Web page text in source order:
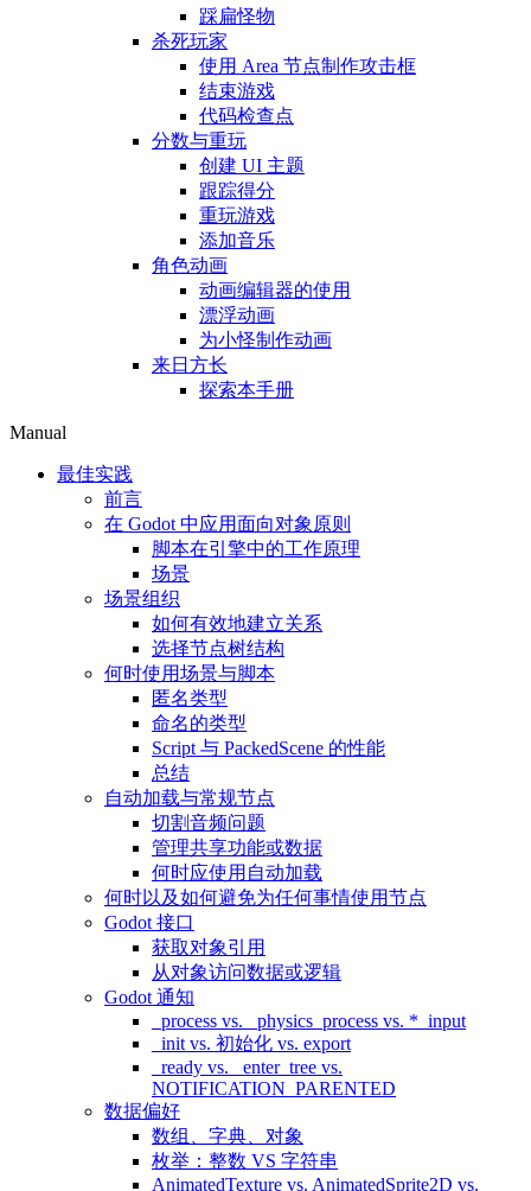
踩扁怪物
杀死玩家
使用 Area 节点制作攻击框
结束游戏
代码检查点
分数与重玩
创建 UI 主题
跟踪得分
重玩游戏
添加音乐
角色动画
动画编辑器的使用
漂浮动画
为小怪制作动画
来日方长
探索本手册
Manual
最佳实践
前言
在 Godot 中应用面向对象原则
脚本在引擎中的工作原理
场景
场景组织
如何有效地建立关系
选择节点树结构
何时使用场景与脚本
匿名类型
命名的类型
Script 与 PackedScene 的性能
总结
自动加载与常规节点
切割音频问题
管理共享功能或数据
何时应使用自动加载
何时以及如何避免为任何事情使用节点
Godot 接口
获取对象引用
从对象访问数据或逻辑
Godot 通知
_process vs. _physics_process vs. *_input
_init vs. 初始化 vs. export
_ready vs. _enter_tree vs.
NOTIFICATION_PARENTED
数据偏好
数组、字典、对象
枚举：整数 VS 字符串
AnimatedTexture vs. AnimatedSprite2D vs.